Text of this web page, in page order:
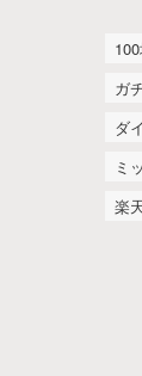
ガ
ダ
ミ
楽